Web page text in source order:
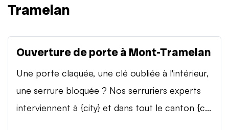
Tramelan
Ouverture de porte à Mont-Tramelan
Une porte claquée, une clé oubliée à l'intérieur,
une serrure bloquée ? Nos serruriers experts
interviennent à {city} et dans tout le canton {c...